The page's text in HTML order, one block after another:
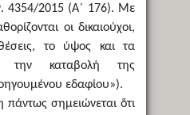
4354/2015 (Α΄ 176). Με
οι δικαιούχοι,
το ύψος και τα
την καταβολή της
εδαφίου»).
σημειώνεται ὅτι